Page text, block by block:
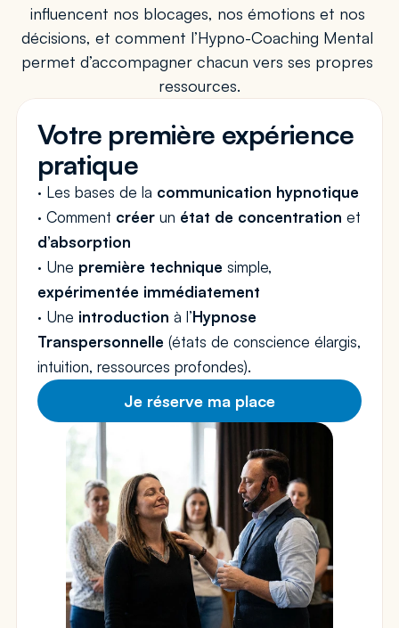
influencent nos blocages, nos émotions et nos
décisions, et comment l’Hypno-Coaching Mental
permet d’accompagner chacun vers ses propres
ressources.
Votre première expérience
pratique
· Les bases de la
· Comment créer un état de concentration
d’absorption
· Une première technique
expérimentée immédiatement
· Une introduction à l’Hypnose
Transpersonnelle (états de conscience élargis,
intuition, ressources profondes).
Je réserve ma place